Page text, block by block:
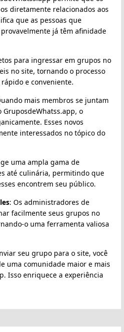
diretamente relacionados aos
que as pessoas que
já têm afinidade
para ingressar em grupos no
no site, tornando o processo
e conveniente.
mais membros se juntam
o
Esses novos
interessados no tópico do
uma ampla gama de
até culinária, permitindo que
encontrem seu público.
: Os administradores de
facilmente seus grupos no
o uma ferramenta valiosa
seu grupo para o site, você
uma comunidade maior e mais
Isso enriquece a experiência